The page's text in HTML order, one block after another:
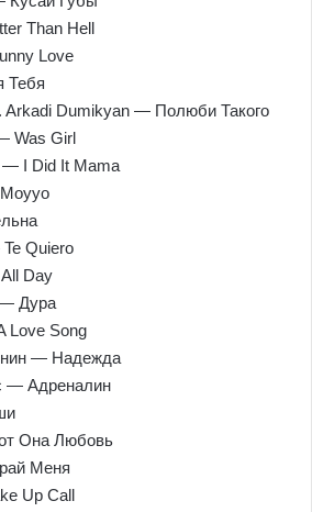
Than Hell
Love
Тебя
Arkadi Dumikyan — Полюби Такого
Was Girl
— I Did It Mama
Quiero
Day
— Дура
Love Song
— Надежда
— Адреналин
Она Любовь
Меня
Up Call